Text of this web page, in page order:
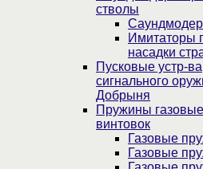
стволы
Имитаторы
насадки
Пусковые устр-
сигнального
Добрыня
Пружины
винтовок
Газовые
Газовые